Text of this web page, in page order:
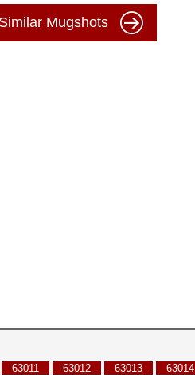
Mugshots
63011 63012 63013 63014